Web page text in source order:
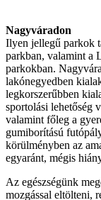
Nagyváradon
Ilyen jellegű parkok
parkban, valamint a
parkokban.
lakónegyedben
legkorszerűbben
sportolási lehetőség
valamint főleg a
gumiborítású
körülményben az
egyaránt, mégis
Az egészségünk
mozgással eltölteni,